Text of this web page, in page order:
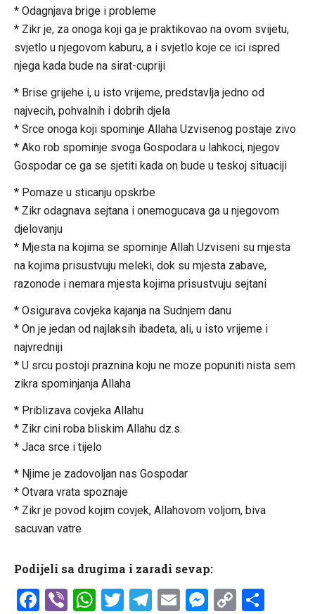
* Odagnjava brige i probleme
* Zikr je, za onoga koji ga je praktikovao na ovom svijetu,
svjetlo u njegovom kaburu, a i svjetlo koje ce ici ispred
njega kada bude na sirat-cupriji
* Brise grijehe i, u isto vrijeme, predstavlja jedno od
najvecih, pohvalnih i dobrih djela
* Srce onoga koji spominje Allaha Uzvisenog postaje zivo
* Ako rob spominje svoga Gospodara u lahkoci, njegov
Gospodar ce ga se sjetiti kada on bude u teskoj situaciji
* Pomaze u sticanju opskrbe
* Zikr odagnava sejtana i onemogucava ga u njegovom
djelovanju
* Mjesta na kojima se spominje Allah Uzviseni su mjesta
na kojima prisustvuju meleki, dok su mjesta zabave,
razonode i nemara mjesta kojima prisustvuju sejtani
* Osigurava covjeka kajanja na Sudnjem danu
* On je jedan od najlaksih ibadeta, ali, u isto vrijeme i
najvredniji
* U srcu postoji praznina koju ne moze popuniti nista sem
zikra spominjanja Allaha
* Priblizava covjeka Allahu
* Zikr cini roba bliskim Allahu dz.s.
* Jaca srce i tijelo
* Njime je zadovoljan nas Gospodar
* Otvara vrata spoznaje
* Zikr je povod kojim covjek, Allahovom voljom, biva
sacuvan vatre
Podijeli sa drugima i zaradi sevap:
Facebook
ViberWhatsApp
Twitter
Telegram
EmailCopy